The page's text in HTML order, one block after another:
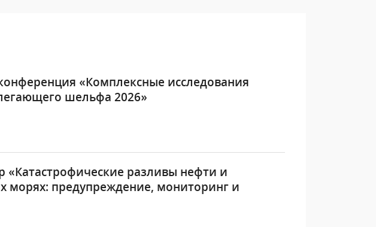
«Комплексные исследования
шельфа 2026»
«Катастрофические разливы нефти и
морях: предупреждение, мониторинг и